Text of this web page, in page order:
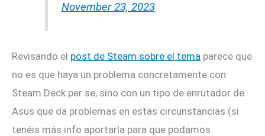
November 23, 2023
Revisando el post de Steam sobre el tema parece que
no es que haya un problema concretamente con
Steam Deck per se, sino con un tipo de enrutador de
Asus que da problemas en estas circunstancias (si
tenéis más info aportarla para que podamos